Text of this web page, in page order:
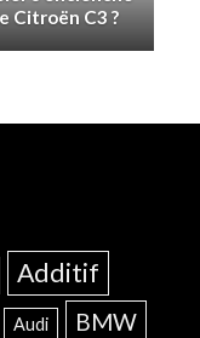
Citroën C3 ?
Additif
Audi BMW